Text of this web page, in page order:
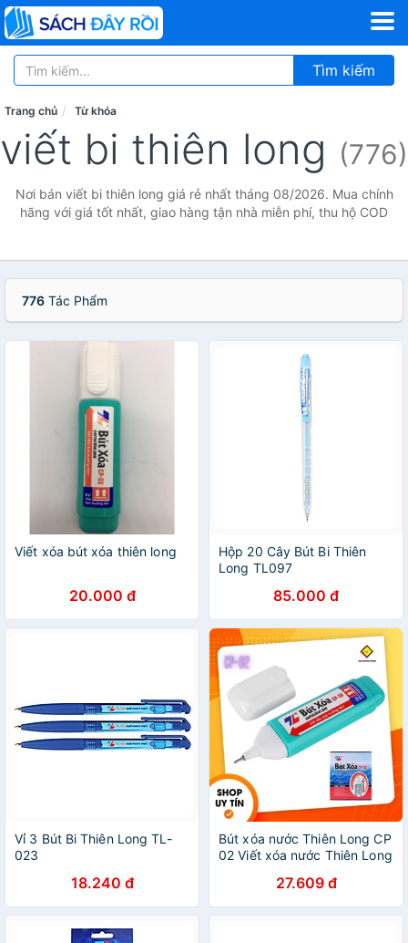
Tìm kiếm
Trang chủ Từ khóa
viết bi thiên long (776)
Nơi bán viết bi thiên long giá rẻ nhất tháng 08/2026. Mua chính
hãng với giá tốt nhất, giao hàng tận nhà miễn phí, thu hộ COD
776 Tác Phẩm
Viết xóa bút xóa thiên long
20.000 đ
Hộp 20 Cây Bút Bi Thiên
Long TL097
85.000 đ
Vỉ 3 Bút Bi Thiên Long TL-
023
18.240 đ
Bút xóa nước Thiên Long CP
02 Viết xóa nước Thiên Long
27.609 đ